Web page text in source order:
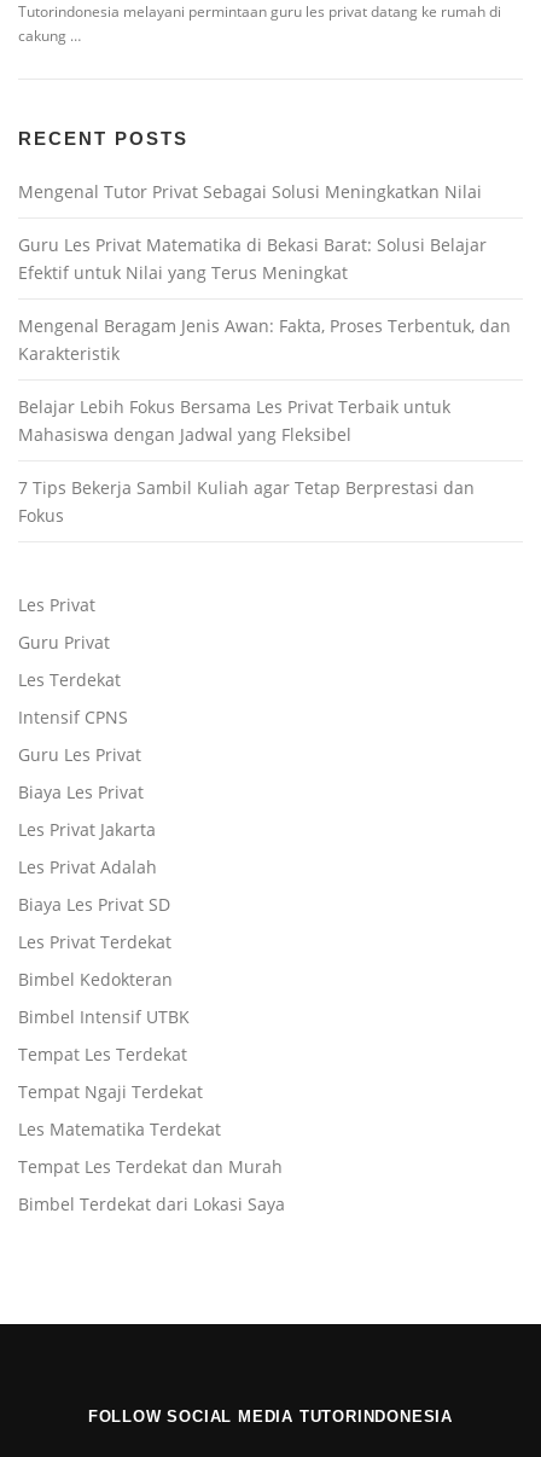
Tutorindonesia melayani permintaan guru les privat datang ke rumah di
cakung …
RECENT POSTS
Mengenal Tutor Privat Sebagai Solusi Meningkatkan Nilai
Guru Les Privat Matematika di Bekasi Barat: Solusi Belajar
Efektif untuk Nilai yang Terus Meningkat
Mengenal Beragam Jenis Awan: Fakta, Proses Terbentuk, dan
Karakteristik
Belajar Lebih Fokus Bersama Les Privat Terbaik untuk
Mahasiswa dengan Jadwal yang Fleksibel
7 Tips Bekerja Sambil Kuliah agar Tetap Berprestasi dan
Fokus
Les Privat
Guru Privat
Les Terdekat
Intensif CPNS
Guru Les Privat
Biaya Les Privat
Les Privat Jakarta
Les Privat Adalah
Biaya Les Privat SD
Les Privat Terdekat
Bimbel Kedokteran
Bimbel Intensif UTBK
Tempat Les Terdekat
Tempat Ngaji Terdekat
Les Matematika Terdekat
Tempat Les Terdekat dan Murah
Bimbel Terdekat dari Lokasi Saya
FOLLOW SOCIAL MEDIA TUTORINDONESIA